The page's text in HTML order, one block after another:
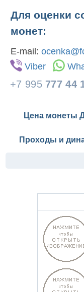
Для оценки
монет:
E-mail:
Viber
+7 995 777 44
Цена монеты
Проходы и